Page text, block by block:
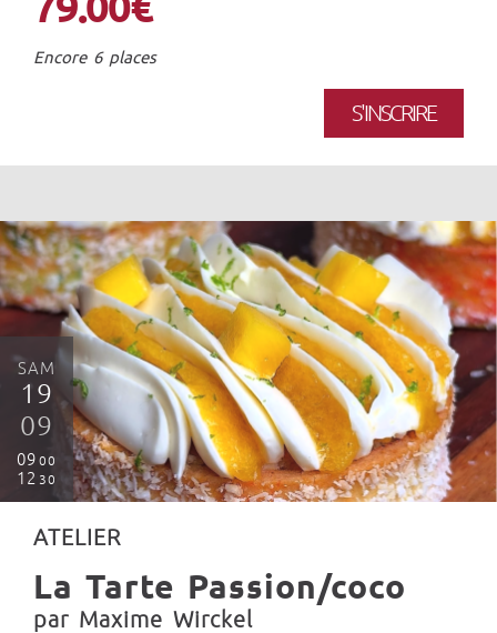
Encore 6 places
S'INSCRIRE
SAM
19
09
09 00
12 30
ATELIER
La Tarte Passion/coco
par Maxime Wirckel